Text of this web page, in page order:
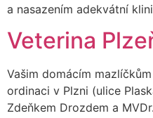
a nasazením adekvátní
Veterina
Vašim domácím
ordinaci v Plzni (ulice
Zdeňkem Drozdem a